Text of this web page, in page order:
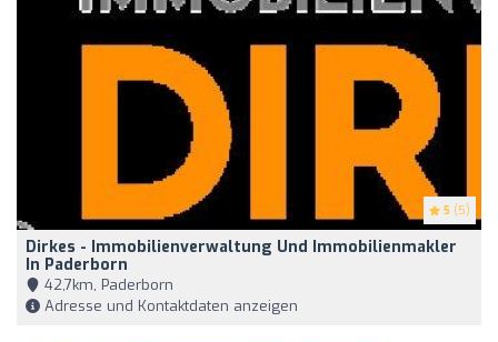
5 (5)
Dirkes - Immobilienverwaltung Und Immobilienmakler
In Paderborn
42,7km, Paderborn
Adresse und Kontaktdaten anzeigen